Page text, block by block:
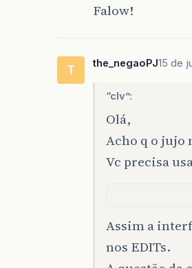
Falow!
T the_negaoPJ15 de
“clv”:
Olá,
Acho q o jujo
Vc precisa
Assim a
nos EDITs.